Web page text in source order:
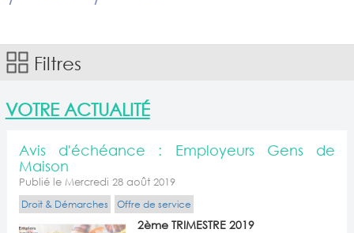
Filtres
VOTRE ACTUALITÉ
Avis d'échéance : Employeurs Gens de
Maison
Publié le Mercredi 28 août 2019
Droit & Démarches
Offre de service
2ème TRIMESTRE 2019